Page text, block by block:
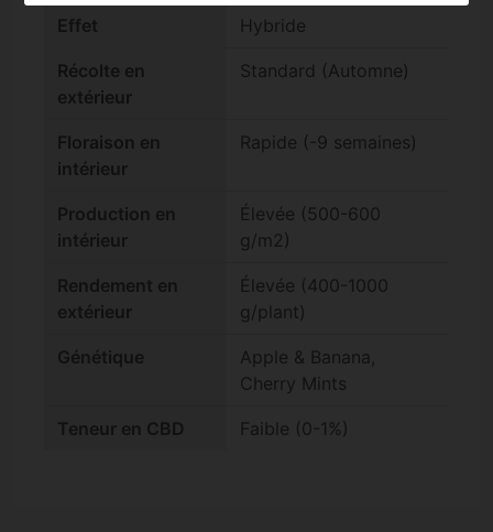
Effet Hybride
Récolte en
extérieur
Standard (Automne)
Floraison en
intérieur
Rapide (-9 semaines)
Production en
intérieur
Élevée (500-600
g/m2)
Rendement en
extérieur
Élevée (400-1000
g/plant)
Génétique
Apple & Banana,
Cherry Mints
Teneur en CBD Faible (0-1%)